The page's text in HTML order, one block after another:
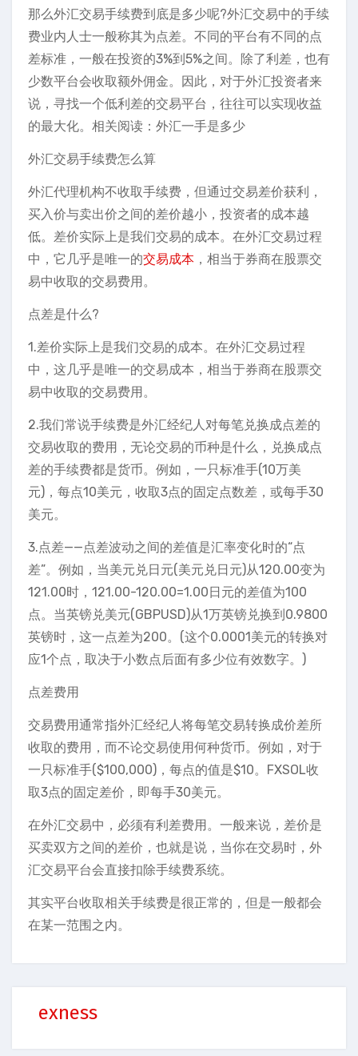
那么外汇交易手续费到底是多少呢?外汇交易中的手续
费业内人士一般称其为点差。不同的平台有不同的点
差标准，一般在投资的3%到5%之间。除了利差，也有
少数平台会收取额外佣金。因此，对于外汇投资者来
说，寻找一个低利差的交易平台，往往可以实现收益
的最大化。相关阅读：外汇一手是多少
外汇交易手续费怎么算
外汇代理机构不收取手续费，但通过交易差价获利，
买入价与卖出价之间的差价越小，投资者的成本越
低。差价实际上是我们交易的成本。在外汇交易过程
中，它几乎是唯一的交易成本 ，相当于券商在股票交
易中收取的交易费用。
点差是什么?
1.差价实际上是我们交易的成本。在外汇交易过程
中，这几乎是唯一的交易成本，相当于券商在股票交
易中收取的交易费用。
2.我们常说手续费是外汇经纪人对每笔兑换成点差的
交易收取的费用，无论交易的币种是什么，兑换成点
差的手续费都是货币。例如，一只标准手(10万美
元)，每点10美元，收取3点的固定点数差，或每手30
美元。
3.点差——点差波动之间的差值是汇率变化时的“点
差”。例如，当美元兑日元(美元兑日元)从120.00变为
121.00时，121.00-120.00=1.00日元的差值为100
点。当英镑兑美元(GBPUSD)从1万英镑兑换到0.9800
英镑时，这一点差为200。(这个0.0001美元的转换对
应1个点，取决于小数点后面有多少位有效数字。)
点差费用
交易费用通常指外汇经纪人将每笔交易转换成价差所
收取的费用，而不论交易使用何种货币。例如，对于
一只标准手($100,000)，每点的值是$10。FXSOL收
取3点的固定差价，即每手30美元。
在外汇交易中，必须有利差费用。一般来说，差价是
买卖双方之间的差价，也就是说，当你在交易时，外
汇交易平台会直接扣除手续费系统。
其实平台收取相关手续费是很正常的，但是一般都会
在某一范围之内。
exness